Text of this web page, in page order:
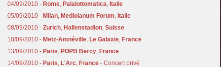
04/09/2010 - Rome, Palalottomatica, Italie
05/09/2010 - Milan, Mediolanum Forum, Italie
08/09/2010 -Zurich, Hallenstadion,Suisse
10/09/2010 - Metz-Amnéville, Le Galaxie, France
13/09/2010 - Paris, POPB Bercy, France
14/09/2010 - Paris, L'Arc, France - Concert privé